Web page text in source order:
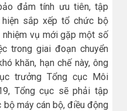
đảm tính ưu tiên, tập
hiện sắp xếp tổ chức bộ
nhiệm vụ mới gặp một số
trong giai đoạn chuyển
khăn, hạn chế này, ông
trưởng Tổng cục Môi
Tổng cục sẽ phải tập
bộ máy cán bộ, điều động